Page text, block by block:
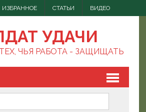
ИЗБРАННОЕ СТАТЬИ ВИДЕО
УДАЧИ
ЧЬЯ РАБОТА - ЗАЩИЩАТЬ